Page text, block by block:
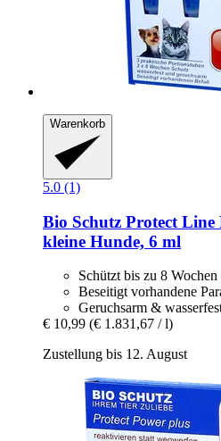
Warenkorb
5.0 (1)
Bio Schutz Protect
kleine Hunde, 6 ml
Schützt bis zu 8 Wochen
Beseitigt vorhandene
Geruchsarm &
€ 10,99 (€ 1.831,67 / l)
Zustellung bis 12. August